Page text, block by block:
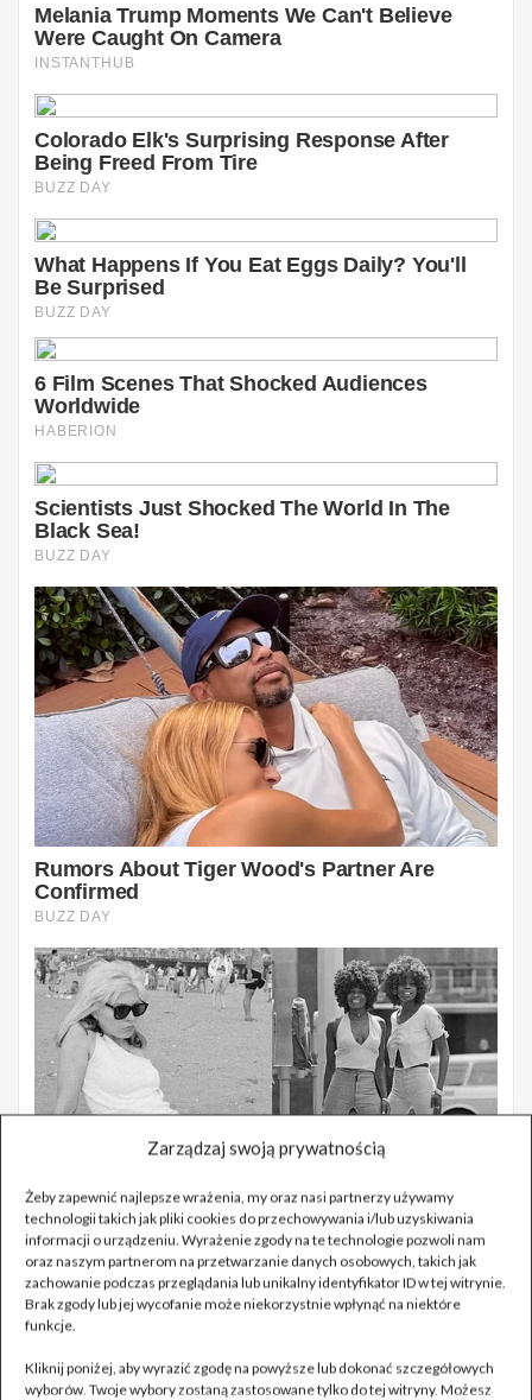
Zarządzaj swoją prywatnością
Żeby zapewnić najlepsze wrażenia, my oraz nasi partnerzy używamy
technologii takich jak pliki cookies do przechowywania i/lub uzyskiwania
informacji o urządzeniu. Wyrażenie zgody na te technologie pozwoli nam
oraz naszym partnerom na przetwarzanie danych osobowych, takich jak
zachowanie podczas przeglądania lub unikalny identyfikator ID w tej witrynie.
Brak zgody lub jej wycofanie może niekorzystnie wpłynąć na niektóre
funkcje.
Kliknij poniżej, aby wyrazić zgodę na powyższe lub dokonać szczegółowych
wyborów. Twoje wybory zostaną zastosowane tylko do tej witryny. Możesz